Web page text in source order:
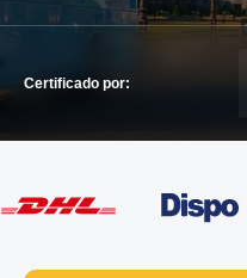
Certificado por: